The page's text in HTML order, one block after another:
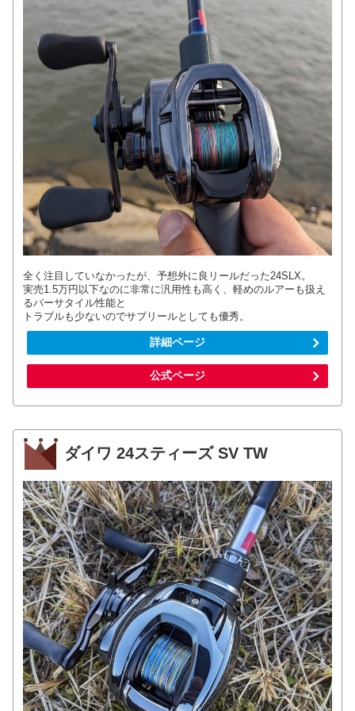
全く注目していなかったが、予想外に良リールだった24SLX。
実売1.5万円以下なのに非常に汎用性も高く、軽めのルアーも扱え
るバーサタイル性能と
トラブルも少ないのでサブリールとしても優秀。
詳細ページ
公式ページ
ダイワ 24スティーズ SV TW